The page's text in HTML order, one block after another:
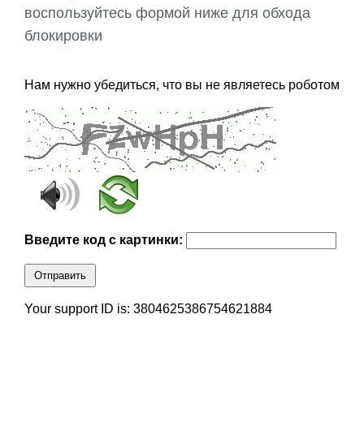
воспользуйтесь формой ниже для обхода
блокировки
Нам нужно убедиться, что вы не являетесь роботом
Введите код с картинки:
Отправить
Your support ID is: 3804625386754621884